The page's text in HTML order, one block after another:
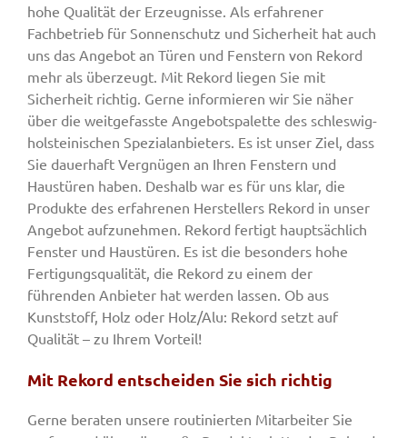
hohe Qualität der Erzeugnisse. Als erfahrener
Fachbetrieb für Sonnenschutz und Sicherheit hat auch
uns das Angebot an Türen und Fenstern von Rekord
mehr als überzeugt. Mit Rekord liegen Sie mit
Sicherheit richtig. Gerne informieren wir Sie näher
über die weitgefasste Angebotspalette des schleswig-
holsteinischen Spezialanbieters. Es ist unser Ziel, dass
Sie dauerhaft Vergnügen an Ihren Fenstern und
Haustüren haben. Deshalb war es für uns klar, die
Produkte des erfahrenen Herstellers Rekord in unser
Angebot aufzunehmen. Rekord fertigt hauptsächlich
Fenster und Haustüren. Es ist die besonders hohe
Fertigungsqualität, die Rekord zu einem der
führenden Anbieter hat werden lassen. Ob aus
Kunststoff, Holz oder Holz/Alu: Rekord setzt auf
Qualität – zu Ihrem Vorteil!
Mit Rekord entscheiden Sie sich richtig
Gerne beraten unsere routinierten Mitarbeiter Sie